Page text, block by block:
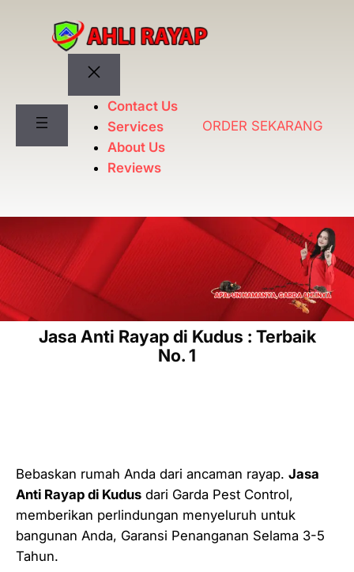
Contact Us
Services
About Us
Reviews
ORDER SEKARANG
Jasa Anti Rayap di Kudus : Terbaik
No. 1
Bebaskan rumah Anda dari ancaman rayap. Jasa
Anti Rayap di Kudus dari Garda Pest Control,
memberikan perlindungan menyeluruh untuk
bangunan Anda, Garansi Penanganan Selama 3-5
Tahun.